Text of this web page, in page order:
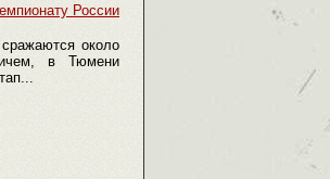
России
около
в Тюмени